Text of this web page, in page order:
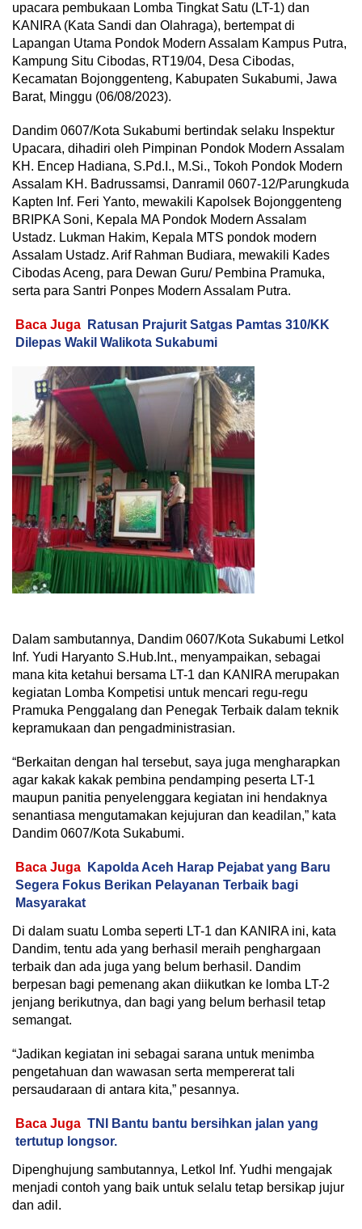
upacara pembukaan Lomba Tingkat Satu (LT-1) dan
KANIRA (Kata Sandi dan Olahraga), bertempat di
Lapangan Utama Pondok Modern Assalam Kampus Putra,
Kampung Situ Cibodas, RT19/04, Desa Cibodas,
Kecamatan Bojonggenteng, Kabupaten Sukabumi, Jawa
Barat, Minggu (06/08/2023).
Dandim 0607/Kota Sukabumi bertindak selaku Inspektur
Upacara, dihadiri oleh Pimpinan Pondok Modern Assalam
KH. Encep Hadiana, S.Pd.I., M.Si., Tokoh Pondok Modern
Assalam KH. Badrussamsi, Danramil 0607-12/Parungkuda
Kapten Inf. Feri Yanto, mewakili Kapolsek Bojonggenteng
BRIPKA Soni, Kepala MA Pondok Modern Assalam
Ustadz. Lukman Hakim, Kepala MTS pondok modern
Assalam Ustadz. Arif Rahman Budiara, mewakili Kades
Cibodas Aceng, para Dewan Guru/ Pembina Pramuka,
serta para Santri Ponpes Modern Assalam Putra.
Baca Juga
Ratusan Prajurit Satgas Pamtas 310/KK
Dilepas Wakil Walikota Sukabumi
Dalam sambutannya, Dandim 0607/Kota Sukabumi Letkol
Inf. Yudi Haryanto S.Hub.Int., menyampaikan, sebagai
mana kita ketahui bersama LT-1 dan KANIRA merupakan
kegiatan Lomba Kompetisi untuk mencari regu-regu
Pramuka Penggalang dan Penegak Terbaik dalam teknik
kepramukaan dan pengadministrasian.
“Berkaitan dengan hal tersebut, saya juga mengharapkan
agar kakak kakak pembina pendamping peserta LT-1
maupun panitia penyelenggara kegiatan ini hendaknya
senantiasa mengutamakan kejujuran dan keadilan,” kata
Dandim 0607/Kota Sukabumi.
Baca Juga
Kapolda Aceh Harap Pejabat yang Baru
Segera Fokus Berikan Pelayanan Terbaik bagi
Masyarakat
Di dalam suatu Lomba seperti LT-1 dan KANIRA ini, kata
Dandim, tentu ada yang berhasil meraih penghargaan
terbaik dan ada juga yang belum berhasil. Dandim
berpesan bagi pemenang akan diikutkan ke lomba LT-2
jenjang berikutnya, dan bagi yang belum berhasil tetap
semangat.
“Jadikan kegiatan ini sebagai sarana untuk menimba
pengetahuan dan wawasan serta mempererat tali
persaudaraan di antara kita,” pesannya.
Baca Juga TNI Bantu bantu bersihkan jalan yang
tertutup longsor.
Dipenghujung sambutannya, Letkol Inf. Yudhi mengajak
menjadi contoh yang baik untuk selalu tetap bersikap jujur
dan adil.